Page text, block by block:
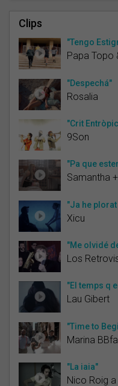
Clips
"Tengo
Papa Topo
"Despechá"
Rosalia
"Crit
9Son
"Pa que
Samantha
"Ja he
Xicu
"Me olvidé
Los
"El temps q
Lau Gibert
"Time to
Marina
"La iaia"
Nico Roig